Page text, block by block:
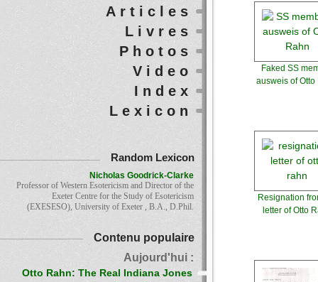
Faked SS
ausweis of Otto
Resignation
letter of Otto
Articles
Livres
Photos
Video
Index
Lexicon
Random Lexicon
Nicholas Goodrick-Clarke
Professor of Western Esotericism and Director of the
Exeter Centre for the Study of Esotericism
(EXESESO), University of Exeter , B.A., D.Phil.
Contenu populaire
Aujourd'hui :
Otto Rahn: The Real Indiana Jones